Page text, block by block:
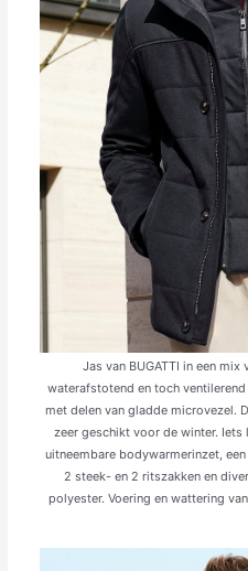
Jas van BUGATTI in een
waterafstotend en toch
met delen van gladde microvezel.
zeer geschikt voor de winter. Iets
uitneembare bodywarmerinzet,
2 steek- en 2 ritszakken en
polyester. Voering en wattering